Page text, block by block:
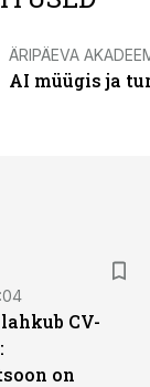
ÄRIPÄEVA
AI müügis ja
CV-
on